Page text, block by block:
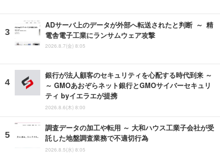
ADサーバ上のデータが外部へ転送されたと判断 ～ 精
電舎電子工業にランサムウェア攻撃
2026.8.7(金) 8:05
銀行が法人顧客のセキュリティを心配する時代到来 ～
～ GMOあおぞらネット銀行とGMOサイバーセキュリ
ティ byイエラエが提携
2026.8.6(木) 8:00
調査データの加工や転用 ～ 大和ハウス工業子会社が受
託した地盤調査業務で不適切行為
2026.8.5(水) 8:05